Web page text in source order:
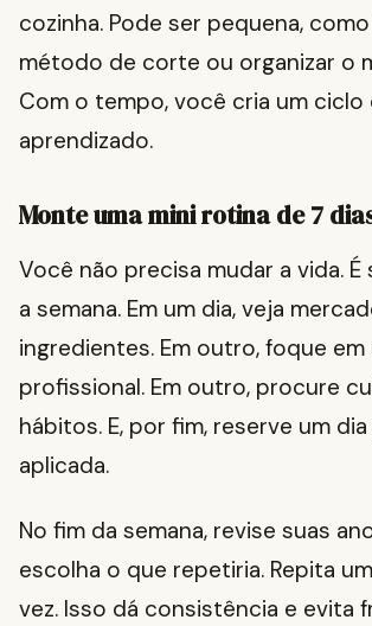
cozinha. Pode ser pequena,
método de corte ou organizar o
Com o tempo, você cria um ciclo
aprendizado.
Monte uma mini rotina de 7
Você não precisa mudar a vida. É
a semana. Em um dia, veja
ingredientes. Em outro, foque em
profissional. Em outro, procure
hábitos. E, por fim, reserve um
aplicada.
No fim da semana, revise suas
escolha o que repetiria. Repita
vez. Isso dá consistência e evita